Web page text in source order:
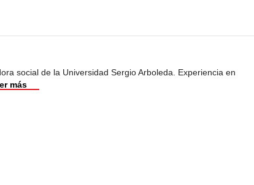
social de la Universidad Sergio Arboleda. Experiencia en
más